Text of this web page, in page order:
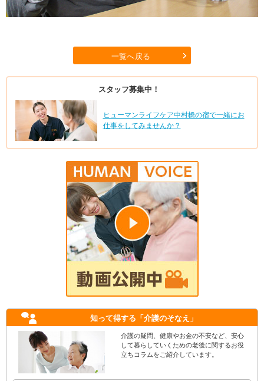
一覧へ戻る
スタッフ募集中！
ヒューマンライフケア中村橋の宿で一緒にお
仕事をしてみませんか？
知って得する 「介護のそなえ」
介護の疑問、健康やお金の不安など、安心
して暮らしていくための老後に関するお役
立ちコラムをご紹介しています。